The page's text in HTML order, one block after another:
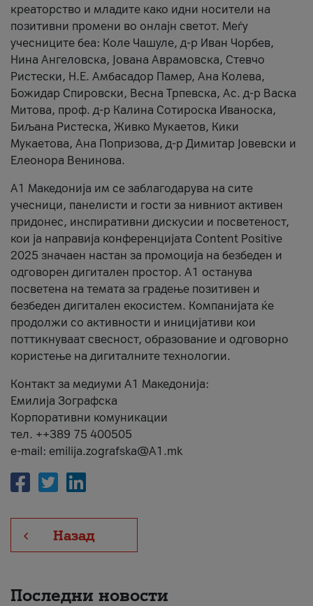
креаторство и младите како идни носители на
позитивни промени во онлајн светот. Меѓу
учесниците беа: Коле Чашуле, д-р Иван Чорбев,
Нина Ангеловска, Јована Аврамовска, Стевчо
Ристески, Н.Е. Амбасадор Памер, Ана Колева,
Божидар Спировски, Весна Трпевска, Ас. д-р Васка
Митова, проф. д-р Калина Сотироска Иваноска,
Биљана Ристеска, Живко Мукаетов, Кики
Мукаетова, Ана Попризова, д-р Димитар Јовевски и
Елеонора Венинова.
А1 Македонија им се заблагодарува на сите
учесници, панелисти и гости за нивниот активен
придонес, инспиративни дискусии и посветеност,
кои ја направија конференцијата Content Positive
2025 значаен настан за промоција на безбеден и
одговорен дигитален простор. А1 останува
посветена на темата за градење позитивен и
безбеден дигитален екосистем. Компанијата ќе
продолжи со активности и иницијативи кои
поттикнуваат свесност, образование и одговорно
користење на дигиталните технологии.
Контакт за медиуми А1 Македонија:
Емилија Зографска
Корпоративни комуникации
тел. ++389 75 400505
e-mail: emilija.zografska@A1.mk
Назад
Последни новости